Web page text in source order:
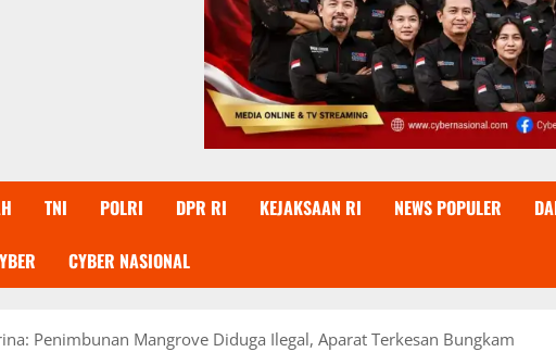
TNI POLRI DPR RI KEJAKSAAN RI NEWS POPULER
CYBER NASIONAL
Penimbunan Mangrove Diduga Ilegal, Aparat Terkesan Bungkam